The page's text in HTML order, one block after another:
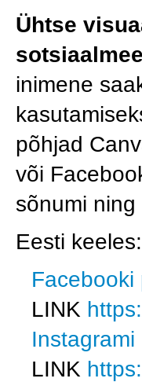
Ühtse
inimene
põhjad
või
sõnumi
Eesti keeles:
Facebooki
LINK
LINK